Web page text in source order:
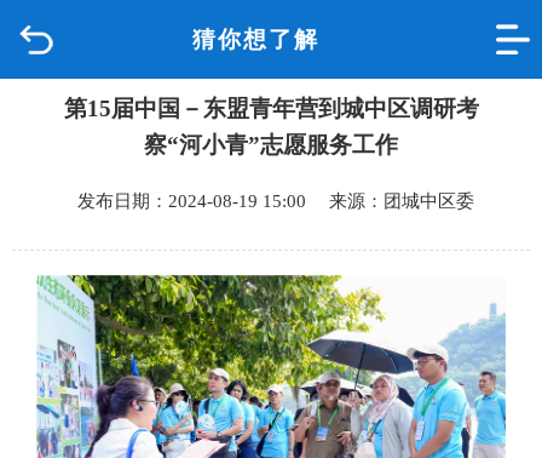
猜你想了解
品质城中
政府信息公开
网上办事
互动回应
数据专题
第15届中国－东盟青年营到城中区调研考
察“河小青”志愿服务工作
发布日期：2024-08-19 15:00 来源：团城中区委